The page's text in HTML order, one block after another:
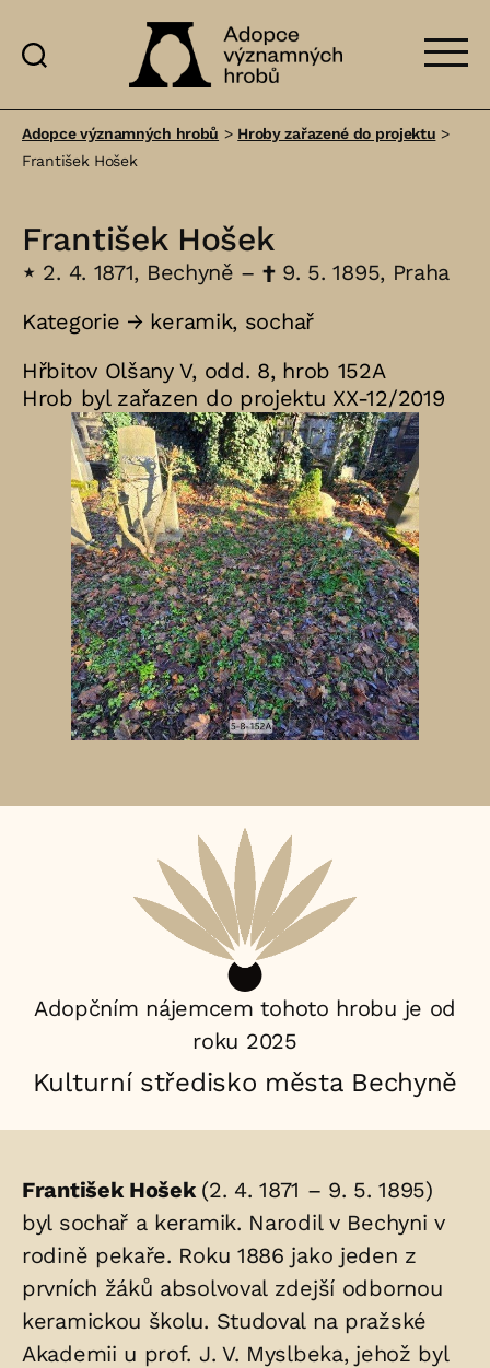
významných
Adopce významných hrobů > Hroby zařazené do projektu >
František Hošek
František Hošek
⋆ 2. 4. 1871, Bechyně – †9. 5. 1895, Praha
Kategorie → keramik, sochař
Hřbitov Olšany V, odd. 8, hrob 152A
Hrob byl zařazen do projektu XX-12/2019
nájemce:
Adopčním nájemcem tohoto hrobu je od
roku 2025
Kulturní středisko města Bechyně
Životopis
osoby/osob
uložených
v
hrobu:
František Hošek (2. 4. 1871 – 9. 5. 1895)
byl sochař a keramik. Narodil v Bechyni v
rodině pekaře. Roku 1886 jako jeden z
prvních žáků absolvoval zdejší odbornou
keramickou školu. Studoval na pražské
Akademii u prof. J. V. Myslbeka, jehož byl